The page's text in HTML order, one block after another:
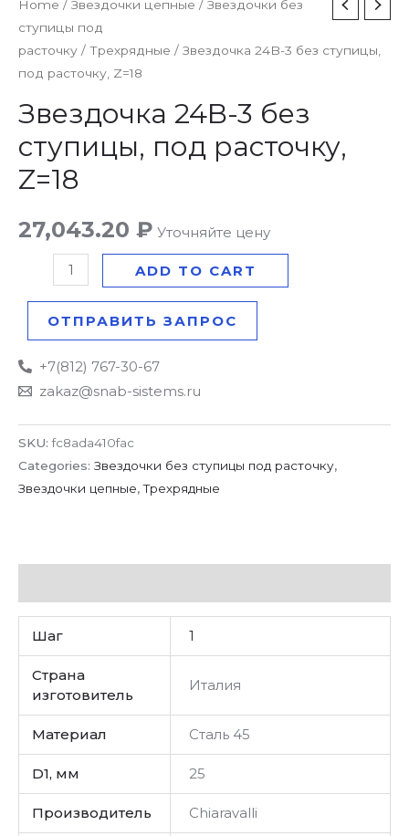
Home / Звездочки цепные / Звездочки без
ступицы под
расточку / Трехрядные / Звездочка 24B-3 без ступицы,
под расточку, Z=18
Звездочка 24B-3 без
ступицы, под расточку,
Z=18
27,043.20 ₽ Уточняйте цену
Звездочка
24B-
3
без
ступицы,
под
расточку,
Z=18
ADD TO CART
ОТПРАВИТЬ ЗАПРОС
+7(812) 767-30-67
zakaz@snab-sistems.ru
SKU:fc8ada410fac
Categories: Звездочки без ступицы под расточку,
Звездочки цепные,Трехрядные
Шаг 1
Страна
изготовитель
Италия
Материал Сталь 45
D1, мм 25
Производитель Chiaravalli